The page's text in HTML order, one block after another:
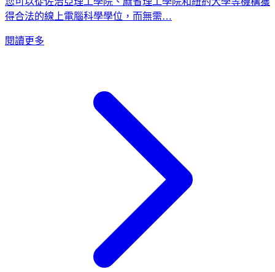
得合法的線上電腦科學學位，而無需…
閱讀更多